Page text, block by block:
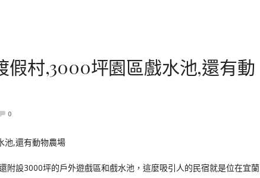
假村,3000坪園區戲水池,還有動
0
附設3000坪的戶外遊戲區和戲水池，這麼吸引人的民宿就是位在宜蘭